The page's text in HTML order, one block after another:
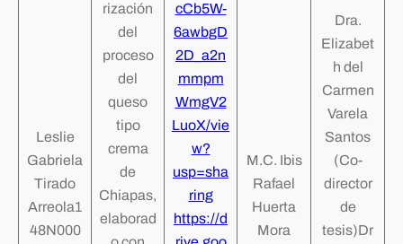
Leslie
Gabriela
Tirado
Arreola1
48N000
rización
del
proceso
del
queso
tipo
crema
de
Chiapas,
elaborad
cCb5W-
6awbgD
2D_a2n
mmpm
WmgV2
LuoX/vie
w?
usp=sha
ring
https://d
M.C. Ibis
Rafael
Huerta
Mora
Dra.
Elizabet
h del
Carmen
Varela
Santos
(Co-
director
de
tesis)Dr